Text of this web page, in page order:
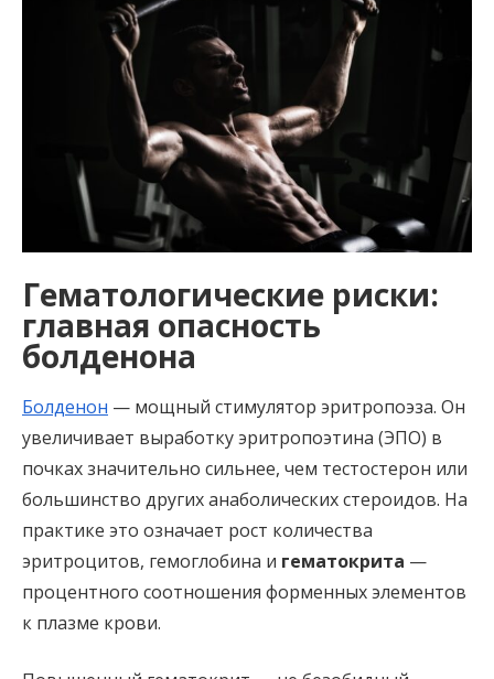
Гематологические риски:
главная опасность
болденона
Болденон — мощный стимулятор эритропоэза. Он
увеличивает выработку эритропоэтина (ЭПО) в
почках значительно сильнее, чем тестостерон или
большинство других анаболических стероидов. На
практике это означает рост количества
эритроцитов, гемоглобина и гематокрита —
процентного соотношения форменных элементов
к плазме крови.